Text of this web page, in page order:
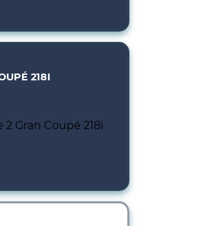
218I